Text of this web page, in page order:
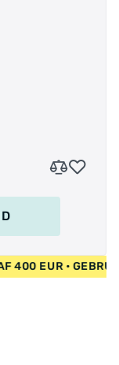
400 EUR •